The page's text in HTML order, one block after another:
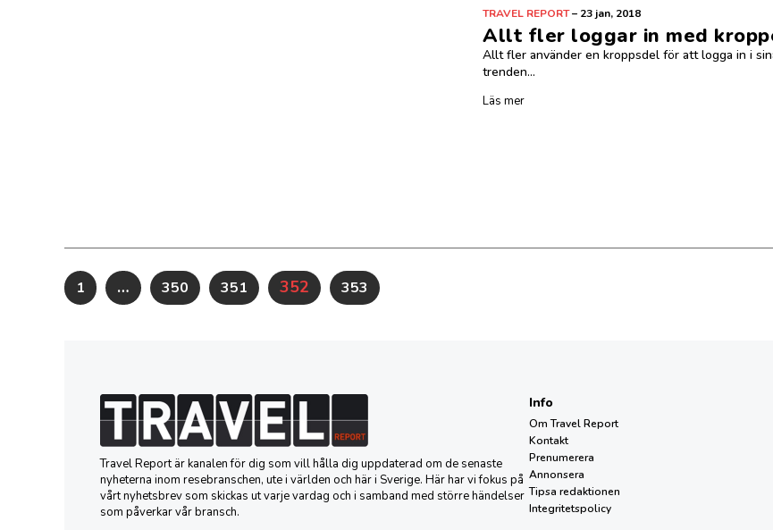
TRAVEL REPORT– 23 jan, 2018
Allt fler loggar in med
Allt fler använder en kroppsdel för att logga in i
trenden...
Läs mer
1 … 350 351 352 353
Travel Report är kanalen för dig som vill hålla dig uppdaterad om de senaste
nyheterna inom resebranschen, ute i världen och här i Sverige. Här har vi fokus på
vårt nyhetsbrev som skickas ut varje vardag och i samband med större händelser
som påverkar vår bransch.
Info
Om Travel Report
Kontakt
Prenumerera
Annonsera
Tipsa redaktionen
Integritetspolicy